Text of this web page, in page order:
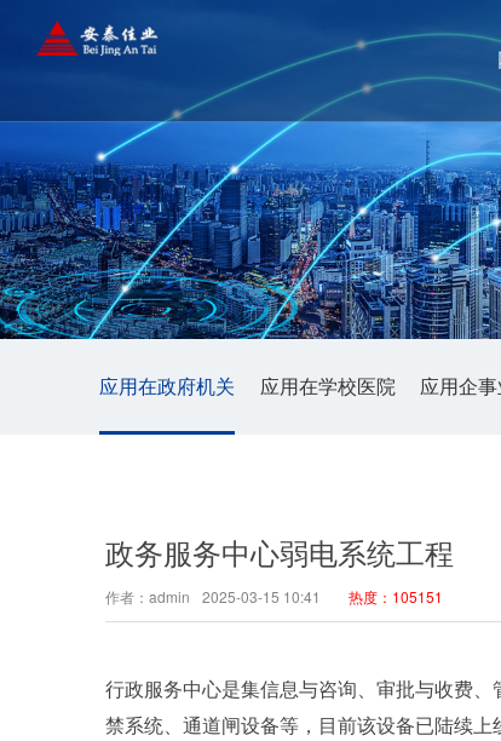
应用在政府机关 应用在学校医院 应用企
政务服务中心弱电系统工程
作者：admin 2025-03-15 10:41 热度：105151
行政服务中心是集信息与咨询、审批与收费
禁系统、通道闸设备等，目前该设备已陆续上